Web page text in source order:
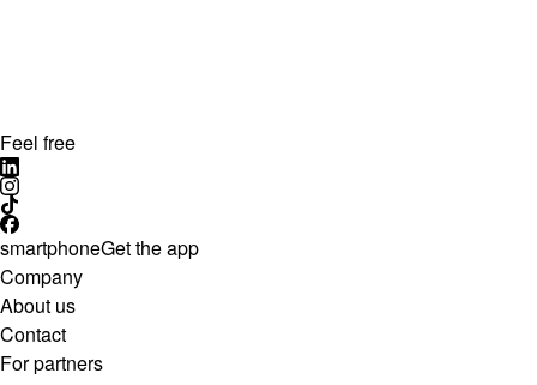
Feel free
smartphoneGet the app
Company
About us
Contact
For partners